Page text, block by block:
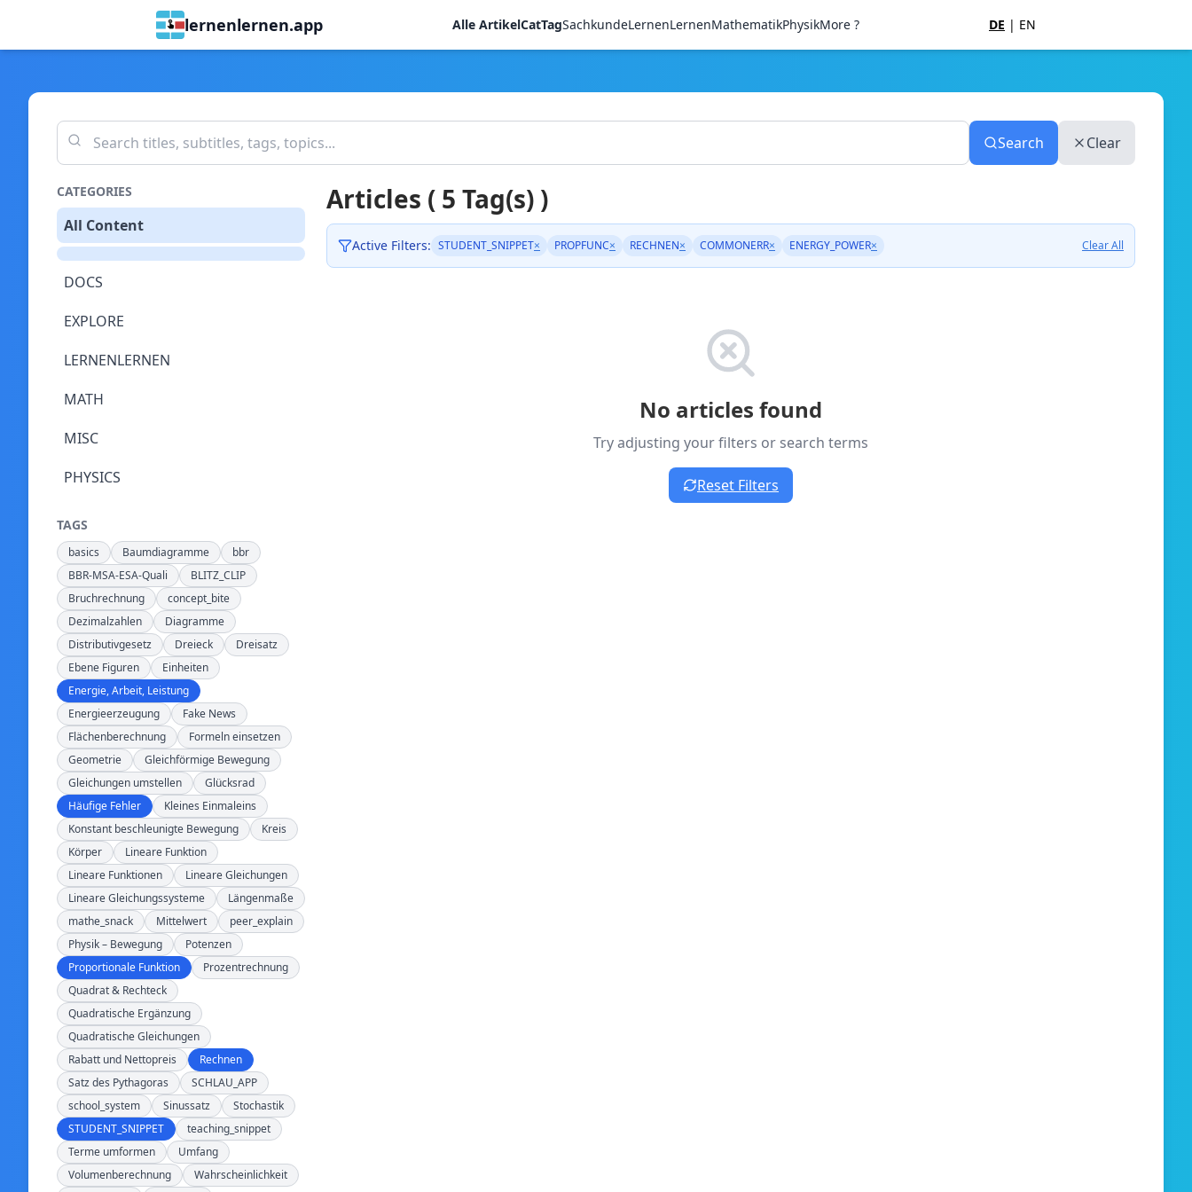
lernenlernen.app Alle ArtikelCatTagSachkundeLernenLernenMathematikPhysikMore ? DE | EN
Search Clear
CATEGORIES
All Content
DOCS
EXPLORE
LERNENLERNEN
MATH
MISC
PHYSICS
TAGS
basics Baumdiagramme
bbr
BBR-MSA-ESA-Quali
BLITZ_CLIP
Bruchrechnung
concept_bite
Dezimalzahlen
Diagramme
Distributivgesetz
Dreieck
Dreisatz
Ebene Figuren
Einheiten
Energie, Arbeit, Leistung
Energieerzeugung
Fake News
Flächenberechnung
Formeln einsetzen
Geometrie
Gleichförmige Bewegung
Gleichungen umstellen
Glücksrad
Häufige Fehler
Kleines Einmaleins
Konstant beschleunigte Bewegung
Kreis
Körper
Lineare Funktion
Lineare Funktionen
Lineare Gleichungen
Lineare Gleichungssysteme
Längenmaße
mathe_snack
Mittelwert
peer_explain
Physik – Bewegung
Potenzen
Proportionale Funktion
Prozentrechnung
Quadrat & Rechteck
Quadratische Ergänzung
Quadratische Gleichungen
Rabatt und Nettopreis
Rechnen
Satz des Pythagoras
SCHLAU_APP
school_system
Sinussatz
Stochastik
STUDENT_SNIPPET
teaching_snippet
Terme umformen
Umfang
Volumenberechnung
Wahrscheinlichkeit
Articles ( 5 Tag(s) )
Active Filters: STUDENT_SNIPPET× PROPFUNC× RECHNEN× COMMONERR× ENERGY_POWER× Clear All
No articles found
Try adjusting your filters or search terms
Reset Filters